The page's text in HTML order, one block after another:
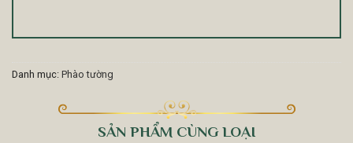
Danh mục: Phào tường
SẢN PHẨM CÙNG LOẠI